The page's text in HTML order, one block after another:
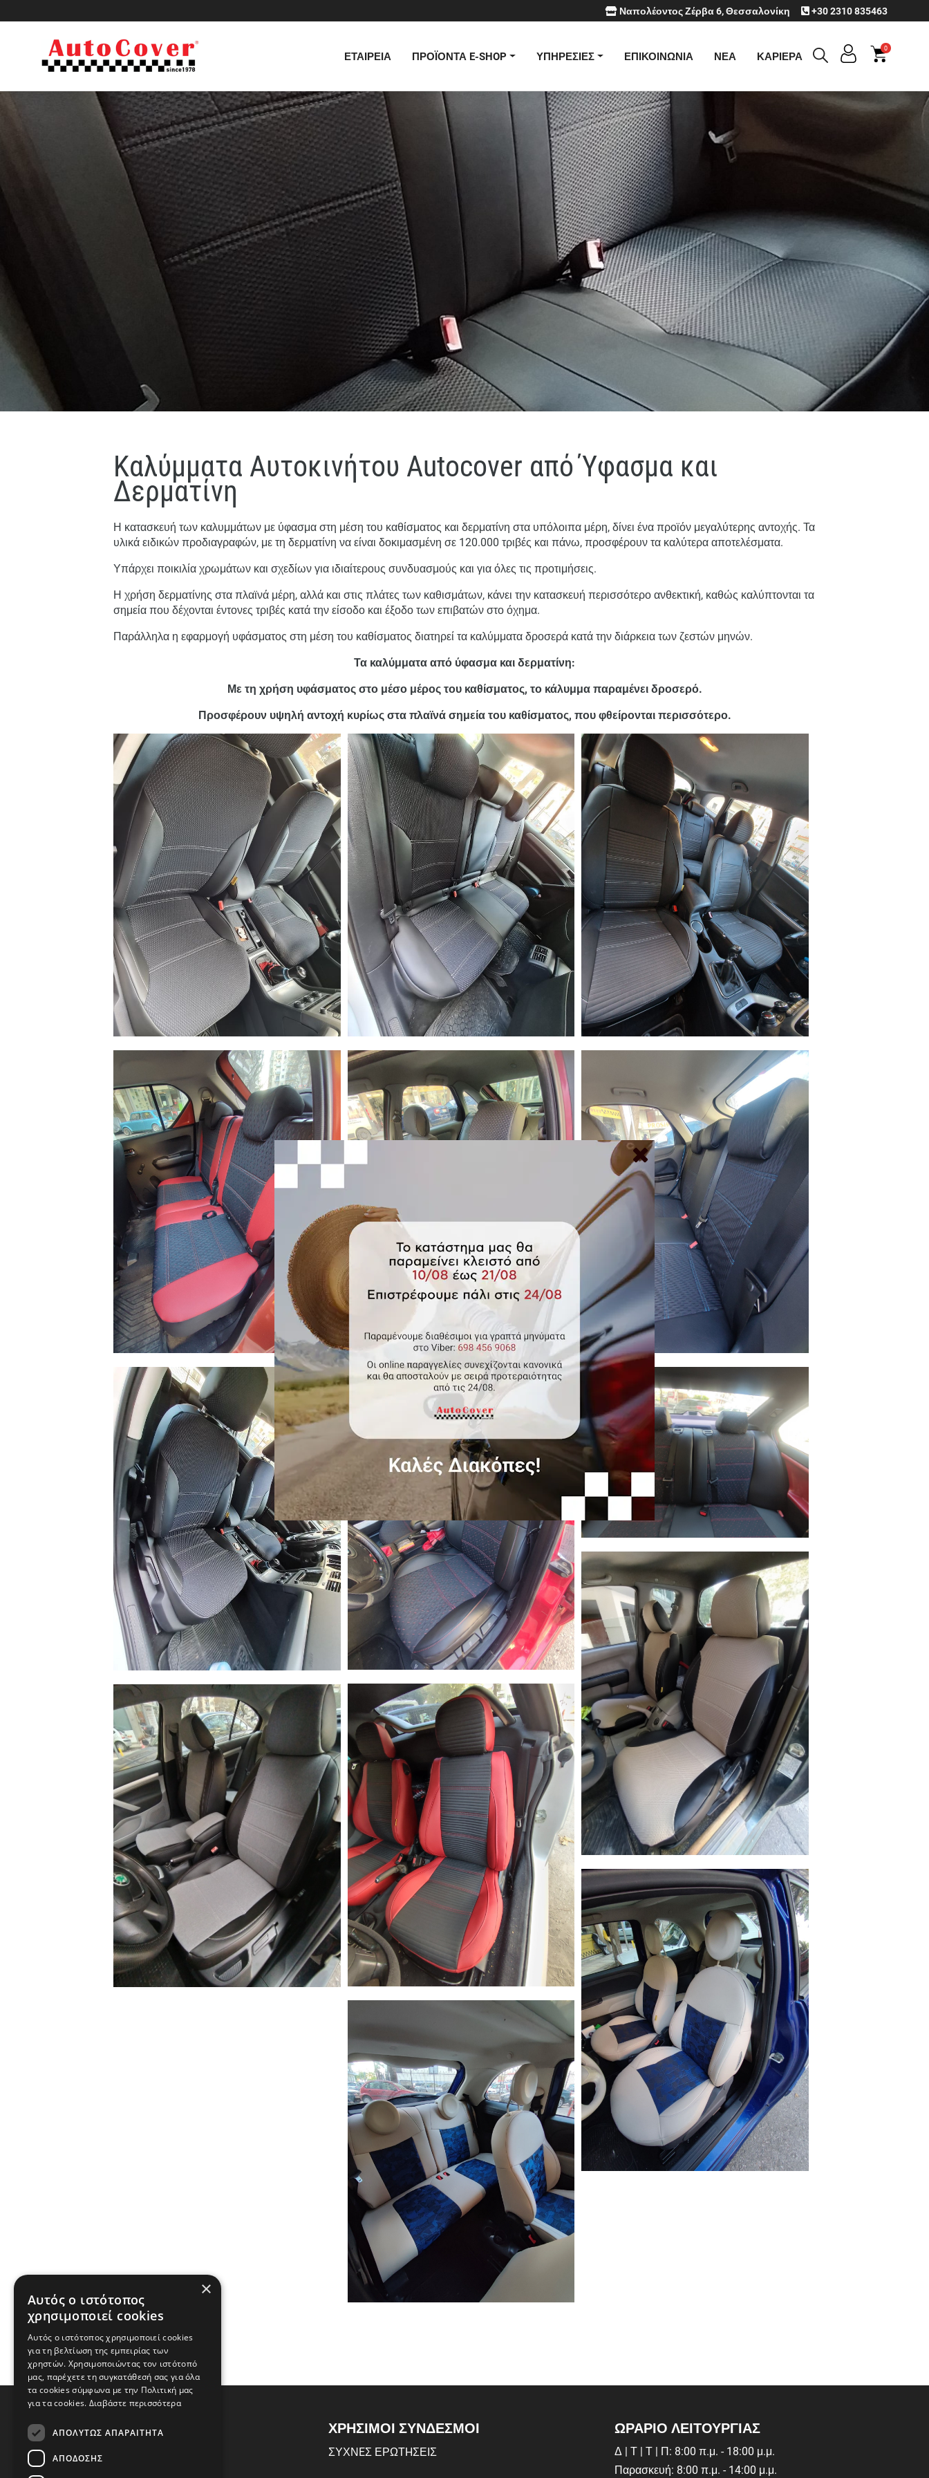
Ναπολέοντος Ζέρβα 6, Θεσσαλονίκη +30 2310 835463
ΕΤΑΙΡΕΙΑ ΠΡΟΪΟΝΤΑ E-SHOP ΥΠΗΡΕΣΙΕΣ ΕΠΙΚΟΙΝΩΝΙΑ ΝΕΑ ΚΑΡΙΕΡΑ
0
Καλύμματα Αυτοκινήτου Autocover από Ύφασμα και
Δερματίνη
Η κατασκευή των καλυμμάτων με ύφασμα στη μέση του καθίσματος και δερματίνη στα υπόλοιπα μέρη, δίνει ένα προϊόν μεγαλύτερης αντοχής. Τα
υλικά ειδικών προδιαγραφών, με τη δερματίνη να είναι δοκιμασμένη σε 120.000 τριβές και πάνω, προσφέρουν τα καλύτερα αποτελέσματα.
Υπάρχει ποικιλία χρωμάτων και σχεδίων για ιδιαίτερους συνδυασμούς και για όλες τις προτιμήσεις.
Η χρήση δερματίνης στα πλαϊνά μέρη, αλλά και στις πλάτες των καθισμάτων, κάνει την κατασκευή περισσότερο ανθεκτική, καθώς καλύπτονται τα
σημεία που δέχονται έντονες τριβές κατά την είσοδο και έξοδο των επιβατών στο όχημα.
Παράλληλα η εφαρμογή υφάσματος στη μέση του καθίσματος διατηρεί τα καλύμματα δροσερά κατά την διάρκεια των ζεστών μηνών.
Τα καλύμματα από ύφασμα και δερματίνη:
Με τη χρήση υφάσματος στο μέσο μέρος του καθίσματος, το κάλυμμα παραμένει δροσερό.
Προσφέρουν υψηλή αντοχή κυρίως στα πλαϊνά σημεία του καθίσματος, που φθείρονται περισσότερο.
ΧΡΗΣΙΜΟΙ ΣΥΝΔΕΣΜΟΙ
ΣΥΧΝEΣ ΕΡΩΤHΣΕΙΣ
ΩΡΑΡΙΟ ΛΕΙΤΟΥΡΓΙΑΣ
Δ | Τ | Τ | Π: 8:00 π.μ. - 18:00 μ.μ.
Παρασκευή: 8:00 π.μ. - 14:00 μ.μ.
×
Αυτός ο ιστότοπος
χρησιμοποιεί cookies
Αυτός ο ιστότοπος χρησιμοποιεί cookies
για τη βελτίωση της εμπειρίας των
χρηστών. Χρησιμοποιώντας τον ιστότοπό
μας, παρέχετε τη συγκατάθεσή σας για όλα
τα cookies σύμφωνα με την Πολιτική μας
για τα cookies. Διαβάστε περισσότερα
ΑΠΟΛΎΤΩΣ ΑΠΑΡΑΊΤΗΤΑ
ΑΠΌΔΟΣΗΣ